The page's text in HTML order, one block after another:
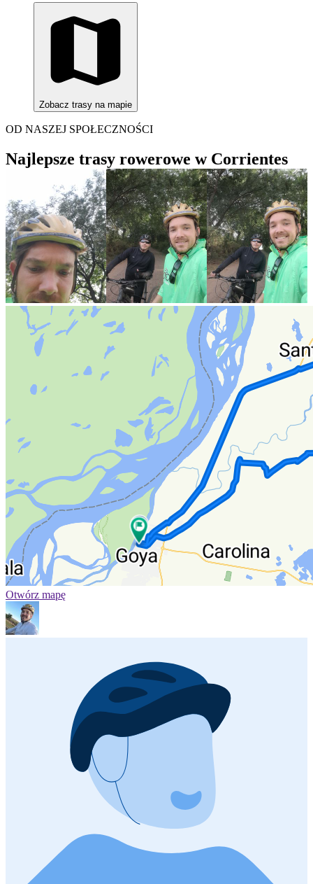
Zobacz trasy na mapie
OD NASZEJ SPOŁECZNOŚCI
Najlepsze trasy rowerowe w Corrientes
Otwórz mapę